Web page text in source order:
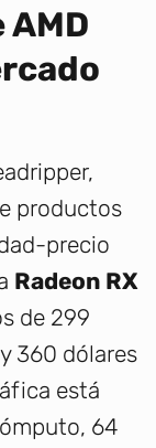
productos
precio
Radeon RX
de 299
360 dólares
está
64